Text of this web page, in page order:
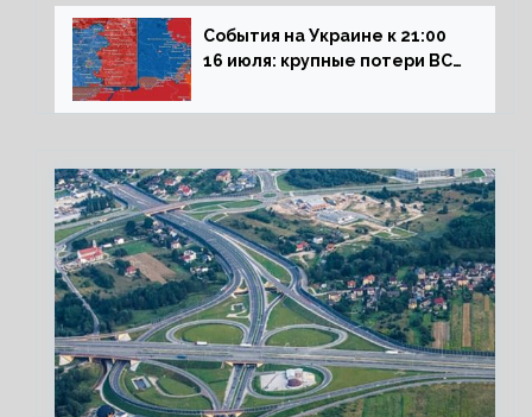
События на Украине к 21:00
16 июля: крупные потери ВСУ
обстреливает Донбасс из